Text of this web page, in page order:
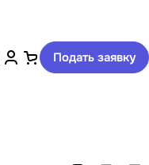
Подать заявку